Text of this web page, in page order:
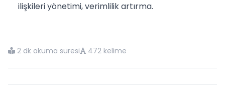
ilişkileri yönetimi, verimlilik artırma.
2 dk okuma süresi 472 kelime